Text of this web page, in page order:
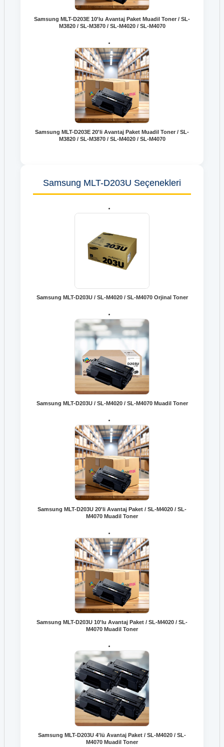
Samsung MLT-D203E 10'lu Avantaj Paket Muadil Toner / SL-
M3820 / SL-M3870 / SL-M4020 / SL-M4070
Samsung MLT-D203E 20'li Avantaj Paket Muadil Toner / SL-
M3820 / SL-M3870 / SL-M4020 / SL-M4070
Samsung MLT-D203U Seçenekleri
Samsung MLT-D203U / SL-M4020 / SL-M4070 Orjinal Toner
Samsung MLT-D203U / SL-M4020 / SL-M4070 Muadil Toner
Samsung MLT-D203U 20'li Avantaj Paket / SL-M4020 / SL-
M4070 Muadil Toner
Samsung MLT-D203U 10'lu Avantaj Paket / SL-M4020 / SL-
M4070 Muadil Toner
Samsung MLT-D203U 4'lü Avantaj Paket / SL-M4020 / SL-
M4070 Muadil Toner